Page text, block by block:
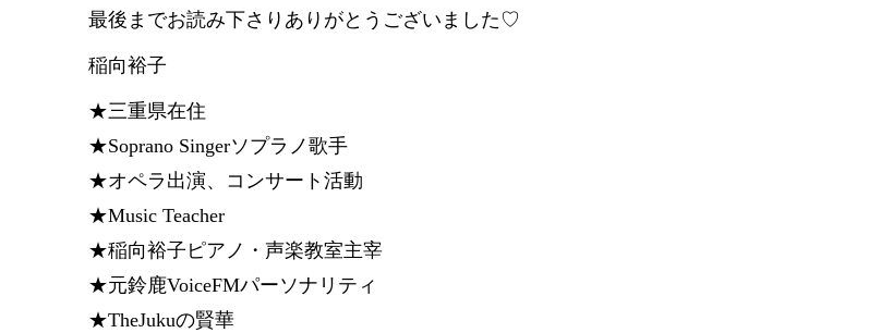
最後までお読み下さりありがとうございました♡
稲向裕子
★三重県在住
★Soprano Singerソプラノ歌手
★オペラ出演、コンサート活動
★Music Teacher
★稲向裕子ピアノ・声楽教室主宰
★元鈴鹿VoiceFMパーソナリティ
★TheJukuの賢華